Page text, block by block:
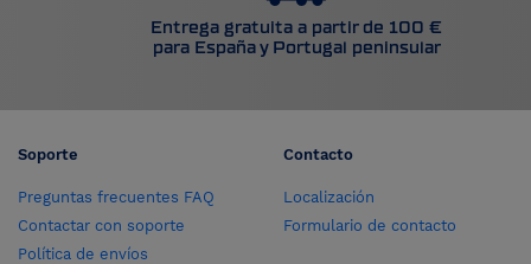
Entrega gratuita a partir de 100 €
para España y Portugal peninsular
Soporte
Preguntas frecuentes FAQ
Contactar con soporte
Política de envíos
Contacto
Localización
Formulario de contacto